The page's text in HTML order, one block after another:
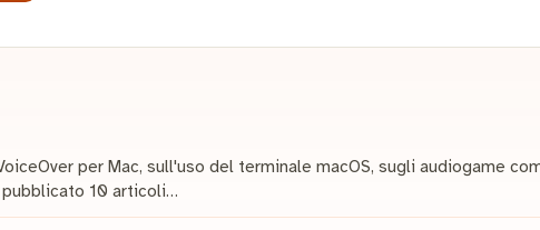
per Mac, sull'uso del terminale macOS, sugli audiogame
10 articoli…